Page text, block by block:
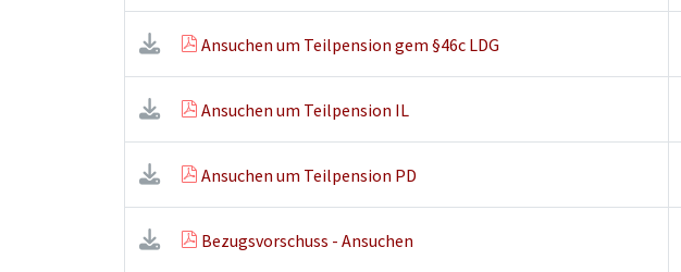
Ansuchen um Teilpension gem §46c LDG
Ansuchen um Teilpension IL
Ansuchen um Teilpension PD
Bezugsvorschuss - Ansuchen